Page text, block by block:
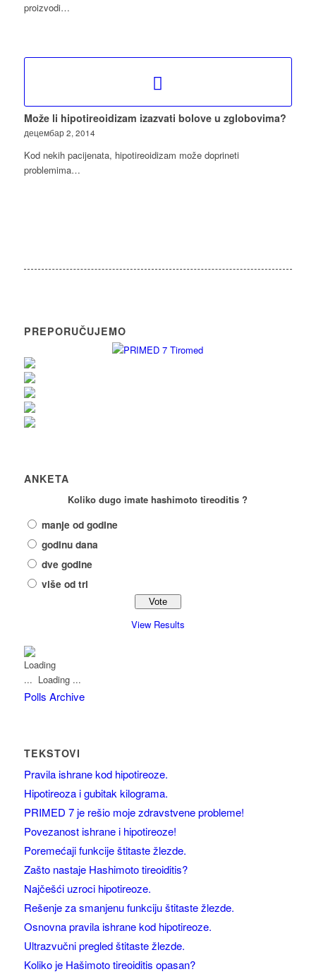
proizvodi…
Može li hipotireoidizam izazvati bolove u zglobovima?
децембар 2, 2014
Kod nekih pacijenata, hipotireoidizam može doprineti
problemima…
PREPORUČUJEMO
ANKETA
Koliko dugo imate hashimoto tireoditis ?
manje od godine
godinu dana
dve godine
više od tri
View Results
Loading ...
Polls Archive
TEKSTOVI
Pravila ishrane kod hipotireoze.
Hipotireoza i gubitak kilograma.
PRIMED 7 je rešio moje zdravstvene probleme!
Povezanost ishrane i hipotireoze!
Poremećaji funkcije štitaste žlezde.
Zašto nastaje Hashimoto tireoiditis?
Najčešći uzroci hipotireoze.
Rešenje za smanjenu funkciju štitaste žlezde.
Osnovna pravila ishrane kod hipotireoze.
Ultrazvučni pregled štitaste žlezde.
Koliko je Hašimoto tireoiditis opasan?